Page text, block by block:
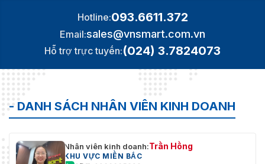
Hotline:093.6611.372
Email:sales@vnsmart.com.vn
Hỗ trợ trực tuyến:(024) 3.7824073
- DANH SÁCH NHÂN VIÊN KINH DOANH
Nhân viên kinh doanh:Trần Hồng
KHU VỰC MIỀN BẮC